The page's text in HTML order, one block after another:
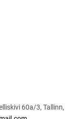
60a/3, Tallinn,